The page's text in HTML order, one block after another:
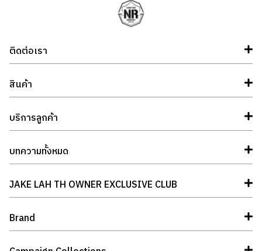
ติดต่อเรา
สินค้า
บริการลูกค้า
บทความทั้งหมด
JAKE LAH TH OWNER EXCLUSIVE CLUB
Brand